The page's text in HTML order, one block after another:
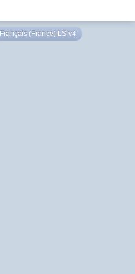
Français (France) LS v4